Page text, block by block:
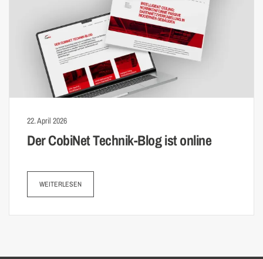
22. April 2026
Der CobiNet Technik-Blog ist online
WEITERLESEN